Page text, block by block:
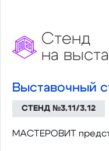
Стенд
на
Выставочный
СТЕНД №3.11/3.12
МАСТЕРОВИТ